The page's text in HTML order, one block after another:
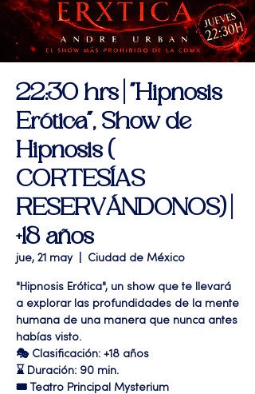
22:30 hrs | "Hipnosis
Erótica", Show de
Hipnosis (
CORTESÍAS
RESERVÁNDONOS) |
+18 años
jue, 21 may
  |
Ciudad de México
"Hipnosis Erótica", un show que te llevará
a explorar las profundidades de la mente
humana de una manera que nunca antes
habías visto.
🎭 Clasificación: +18 años
⌛ Duración: 90 min.
🎟 Teatro Principal Mysterium